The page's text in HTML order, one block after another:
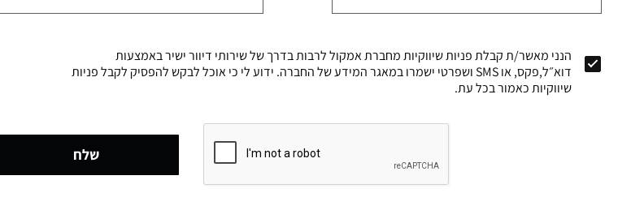
הנני מאשר/ת קבלת פניות שיווקיות מחברת אמקול לרבות בדרך של שירותי דיוור ישיר באמצעות
דוא״ל,פקס, או SMS ושפרטי ישמרו במאגר המידע של החברה. ידוע לי כי אוכל לבקש להפסיק לקבל פניות
שיווקיות כאמור בכל עת.
שלח